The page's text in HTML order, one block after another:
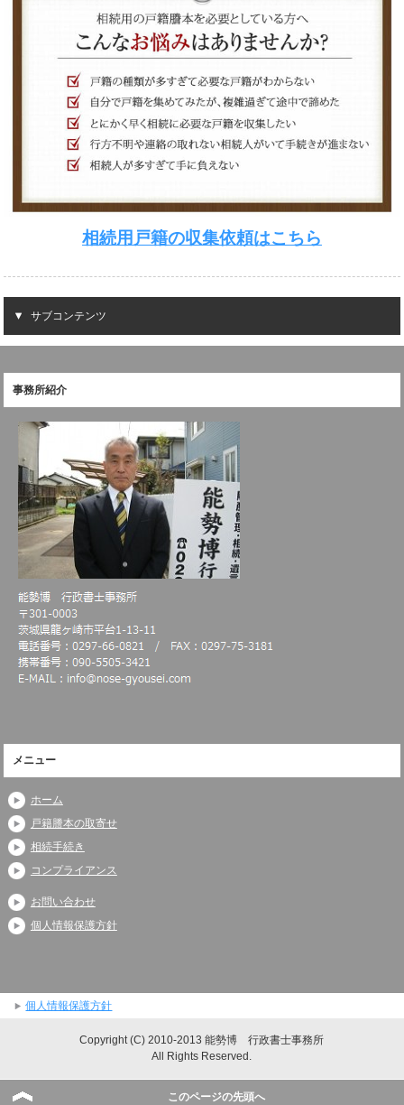
相続用戸籍の収集依頼はこちら
サブコンテンツ
事務所紹介
メニュー
ホーム
戸籍謄本の取寄せ
相続手続き
コンプライアンス
お問い合わせ
個人情報保護方針
個人情報保護方針
Copyright (C) 2010-2013 能勢博 行政書士事務所
All Rights Reserved.
このページの先頭へ